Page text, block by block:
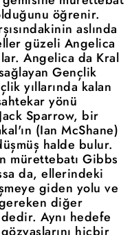
öğrenir.
aslında
güzeli Angelica
Angelica da Kral
Gençlik
yıllarında kalan
yönü
Sparrow, bir
(Ian McShane)
halde bulur.
mürettebatı Gibbs
da, ellerindeki
giden yolu ve
diğer
Aynı hedefe
hiçbir